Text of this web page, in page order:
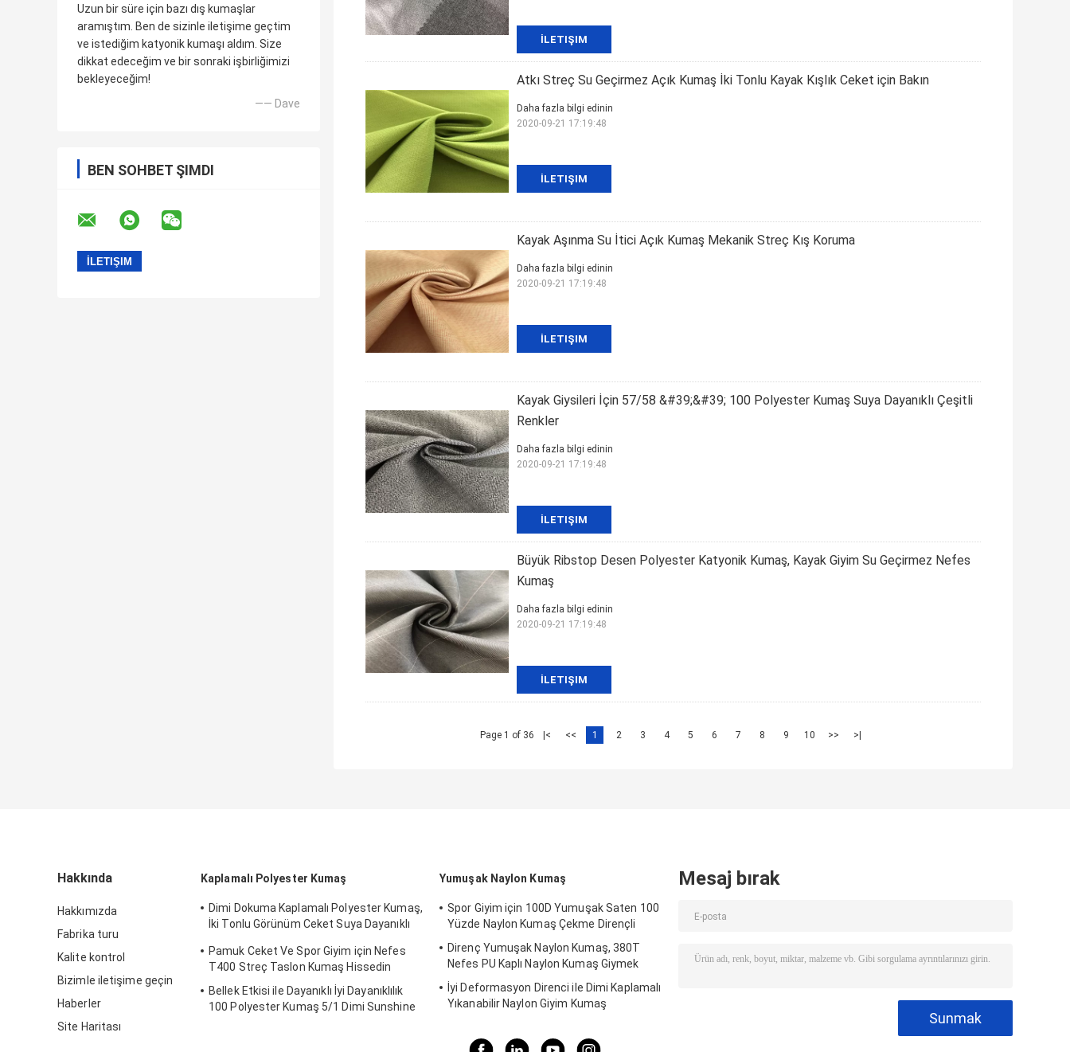
Uzun bir süre için bazı dış kumaşlar
aramıştım. Ben de sizinle iletişime geçtim
ve istediğim katyonik kumaşı aldım. Size
dikkat edeceğim ve bir sonraki işbirliğimizi
bekleyeceğim!
—— Dave
BEN SOHBET ŞIMDI
İLETIŞIM
Atkı Streç Su Geçirmez Açık Kumaş İki Tonlu Kayak Kışlık Ceket için Bakın
İLETIŞIM
Daha fazla bilgi edinin
2020-09-21 17:19:48
Kayak Aşınma Su İtici Açık Kumaş Mekanik Streç Kış Koruma
İLETIŞIM
Daha fazla bilgi edinin
2020-09-21 17:19:48
Kayak Giysileri İçin 57/58 &#39;&#39; 100 Polyester Kumaş Suya Dayanıklı Çeşitli
Renkler
İLETIŞIM
Daha fazla bilgi edinin
2020-09-21 17:19:48
Büyük Ribstop Desen Polyester Katyonik Kumaş, Kayak Giyim Su Geçirmez Nefes
Kumaş
İLETIŞIM
Daha fazla bilgi edinin
2020-09-21 17:19:48
Page 1 of 36 |< << 1 2 3 4 5 6 7 8 9 10 >> >|
Hakkında
Hakkımızda
Fabrika turu
Kalite kontrol
Bizimle iletişime geçin
Haberler
Site Haritası
Kaplamalı Polyester Kumaş
Dimi Dokuma Kaplamalı Polyester Kumaş,
İki Tonlu Görünüm Ceket Suya Dayanıklı
Pamuk Ceket Ve Spor Giyim için Nefes
T400 Streç Taslon Kumaş Hissedin
Bellek Etkisi ile Dayanıklı İyi Dayanıklılık
100 Polyester Kumaş 5/1 Dimi Sunshine
Yumuşak Naylon Kumaş
Spor Giyim için 100D Yumuşak Saten 100
Yüzde Naylon Kumaş Çekme Dirençli
Direnç Yumuşak Naylon Kumaş, 380T
Nefes PU Kaplı Naylon Kumaş Giymek
İyi Deformasyon Direnci ile Dimi Kaplamalı
Yıkanabilir Naylon Giyim Kumaş
Mesaj bırak